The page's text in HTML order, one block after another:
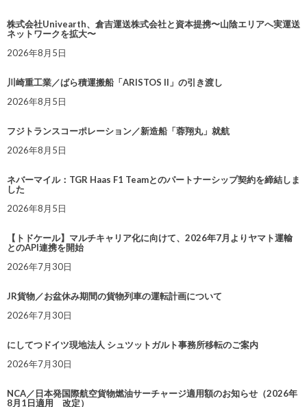
株式会社Univearth、倉吉運送株式会社と資本提携〜山陰エリアへ実運送
ネットワークを拡大〜
2026年8月5日
川崎重工業／ばら積運搬船「ARISTOS II」の引き渡し
2026年8月5日
フジトランスコーポレーション／新造船「蓉翔丸」就航
2026年8月5日
ネバーマイル：TGR Haas F1 Teamとのパートナーシップ契約を締結しま
した
2026年8月5日
【トドケール】マルチキャリア化に向けて、2026年7月よりヤマト運輸
とのAPI連携を開始
2026年7月30日
JR貨物／お盆休み期間の貨物列車の運転計画について
2026年7月30日
にしてつドイツ現地法人 シュツットガルト事務所移転のご案内
2026年7月30日
NCA／日本発国際航空貨物燃油サーチャージ適用額のお知らせ（2026年
8月1日適用 改定）